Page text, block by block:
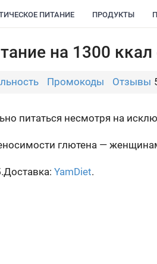
ПИТАНИЕ ПРОДУКТЫ
на 1300 ккал
Промокоды Отзывы
питаться несмотря на
глютена —
Доставка: YamDiet.